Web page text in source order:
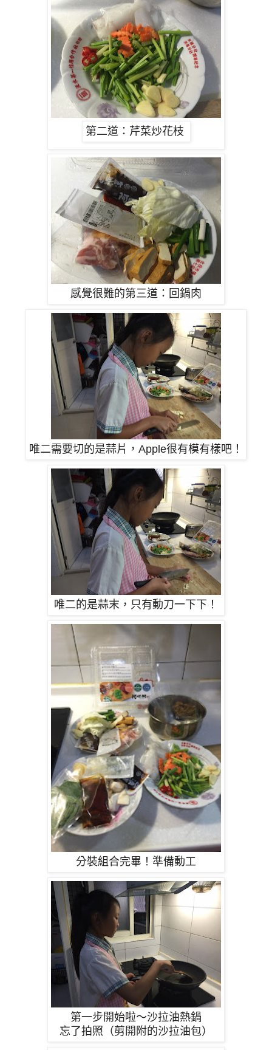
第二道：芹菜炒花枝
感覺很難的第三道：回鍋肉
唯二需要切的是蒜片，Apple很有模有樣吧！
唯二的是蒜末，只有動刀一下下！
分裝組合完畢！準備動工
第一步開始啦～沙拉油熱鍋
忘了拍照（剪開附的沙拉油包）